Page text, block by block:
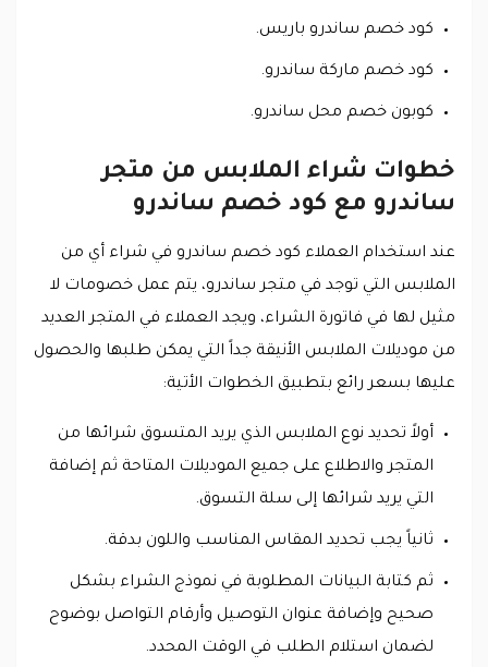
كود خصم ساندرو باريس.
كود خصم ماركة ساندرو.
كوبون خصم محل ساندرو.
خطوات شراء الملابس من متجر
ساندرو مع كود خصم ساندرو
عند استخدام العملاء كود خصم ساندرو في شراء أي من
الملابس التي توجد في متجر ساندرو، يتم عمل خصومات لا
مثيل لها في فاتورة الشراء، ويجد العملاء في المتجر العديد
من موديلات الملابس الأنيقة جداً التي يمكن طلبها والحصول
عليها بسعر رائع بتطبيق الخطوات الأتية:
أولاً تحديد نوع الملابس الذي يريد المتسوق شرائها من
المتجر والاطلاع على جميع الموديلات المتاحة ثم إضافة
التي يريد شرائها إلى سلة التسوق.
ثانياً يجب تحديد المقاس المناسب واللون بدقة.
ثم كتابة البيانات المطلوبة في نموذج الشراء بشكل
صحيح وإضافة عنوان التوصيل وأرقام التواصل بوضوح
لضمان استلام الطلب في الوقت المحدد.